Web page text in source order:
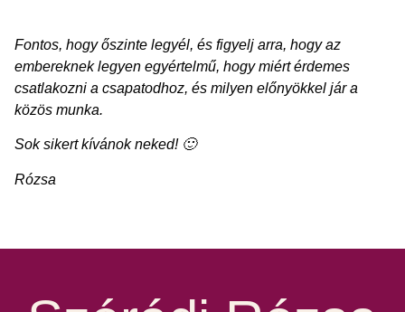
Fontos, hogy őszinte legyél, és figyelj arra, hogy az
embereknek legyen egyértelmű, hogy miért érdemes
csatlakozni a csapatodhoz, és milyen előnyökkel jár a
közös munka.
Sok sikert kívánok neked! 🙂
Rózsa